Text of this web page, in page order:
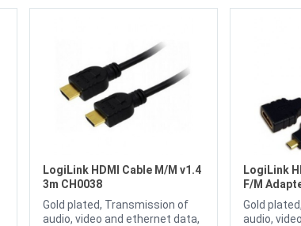
LogiLink HDMI Cable M/M v1.4
3m CH0038
Gold plated, Transmission of
audio, video and ethernet data,
LogiLink
F/M
Gold
audio,